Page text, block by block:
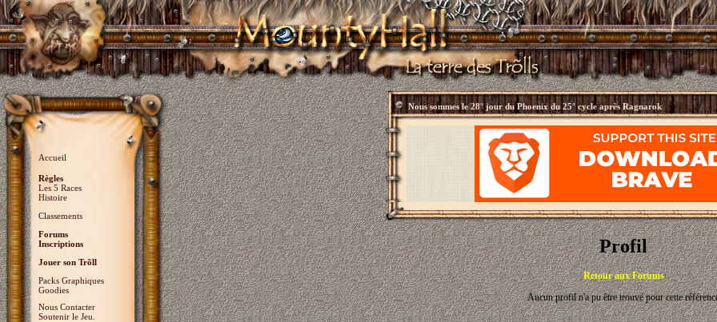
Accueil
Règles
Les 5 Races
Histoire
Classements
Forums
Inscriptions
Jouer son Trõll
Packs Graphiques
Goodies
Nous Contacter
Soutenir le Jeu.
Nous sommes le28° jour du Phoenix du 25° cycle après Ragnarok
Profil
Retour aux Forums
Aucun profil n'a pu être trouvé pour cette